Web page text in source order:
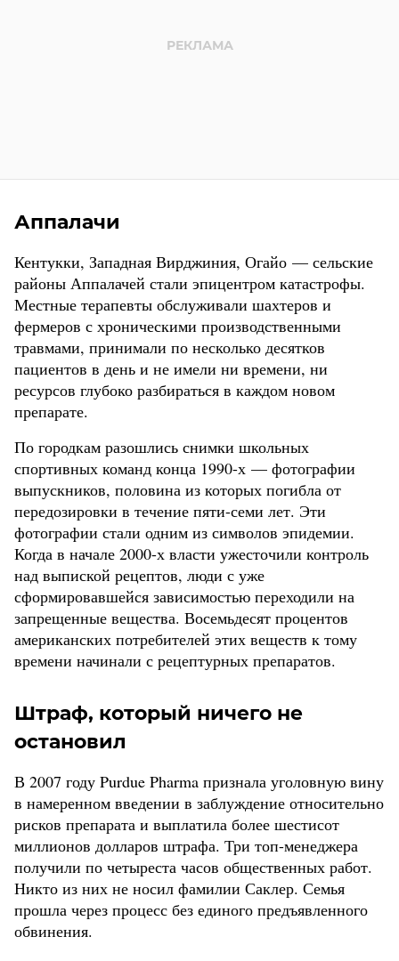
Аппалачи
Кентукки, Западная Вирджиния, Огайо — сельские
районы Аппалачей стали эпицентром катастрофы.
Местные терапевты обслуживали шахтеров и
фермеров с хроническими производственными
травмами, принимали по несколько десятков
пациентов в день и не имели ни времени, ни
ресурсов глубоко разбираться в каждом новом
препарате.
По городкам разошлись снимки школьных
спортивных команд конца 1990-х — фотографии
выпускников, половина из которых погибла от
передозировки в течение пяти-семи лет. Эти
фотографии стали одним из символов эпидемии.
Когда в начале 2000-х власти ужесточили контроль
над выпиской рецептов, люди с уже
сформировавшейся зависимостью переходили на
запрещенные вещества. Восемьдесят процентов
американских потребителей этих веществ к тому
времени начинали с рецептурных препаратов.
Штраф, который ничего не
остановил
В 2007 году Purdue Pharma признала уголовную вину
в намеренном введении в заблуждение относительно
рисков препарата и выплатила более шестисот
миллионов долларов штрафа. Три топ-менеджера
получили по четыреста часов общественных работ.
Никто из них не носил фамилии Саклер. Семья
прошла через процесс без единого предъявленного
обвинения.